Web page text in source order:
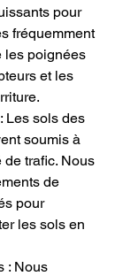
pour
fréquemment
les poignées
et les
Les sols des
soumis à
de trafic. Nous
de
pour
les sols en
: Nous